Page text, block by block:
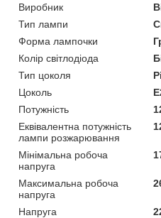
Виробник
Тип лампи
Форма лампочки
Колір світлодіода
Тип цоколя
Цоколь
Потужність
Еквівалентна потужність
лампи розжарювання
Мінімальна робоча
напруга
Максимальна робоча
напруга
Напруга